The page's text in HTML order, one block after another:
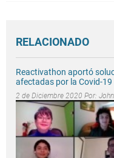
RELACIONADO
Reactivathon aportó
afectadas por la Covid-19
2 de Diciembre 2020 Por: